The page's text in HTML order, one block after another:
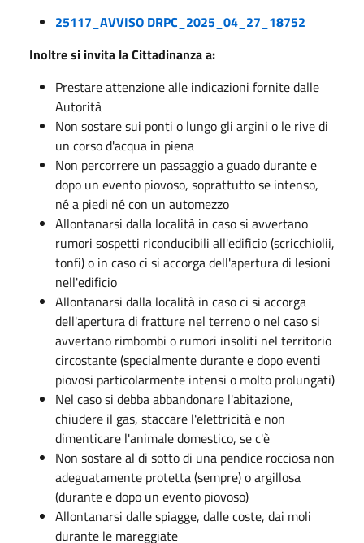
25117_AVVISO DRPC_2025_04_27_18752
Inoltre si invita la Cittadinanza a:
Prestare attenzione alle indicazioni fornite dalle
Autorità
Non sostare sui ponti o lungo gli argini o le rive di
un corso d'acqua in piena
Non percorrere un passaggio a guado durante e
dopo un evento piovoso, soprattutto se intenso,
né a piedi né con un automezzo
Allontanarsi dalla località in caso si avvertano
rumori sospetti riconducibili all'edificio (scricchiolii,
tonfi) o in caso ci si accorga dell'apertura di lesioni
nell'edificio
Allontanarsi dalla località in caso ci si accorga
dell'apertura di fratture nel terreno o nel caso si
avvertano rimbombi o rumori insoliti nel territorio
circostante (specialmente durante e dopo eventi
piovosi particolarmente intensi o molto prolungati)
Nel caso si debba abbandonare l'abitazione,
chiudere il gas, staccare l'elettricità e non
dimenticare l'animale domestico, se c'è
Non sostare al di sotto di una pendice rocciosa non
adeguatamente protetta (sempre) o argillosa
(durante e dopo un evento piovoso)
Allontanarsi dalle spiagge, dalle coste, dai moli
durante le mareggiate